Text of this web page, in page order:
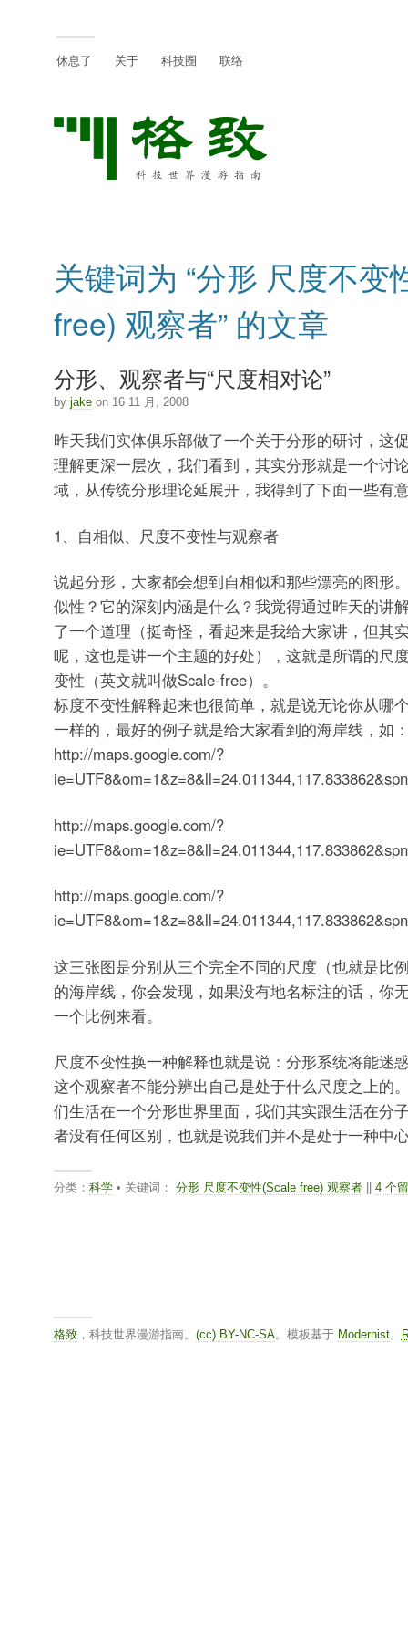
休息了 关于 科技圈 联络
关键词为 “分形 尺度不变
free) 观察者” 的文章
分形、观察者与“尺度相对论”
by jakeon 16 11 月, 2008
昨天我们实体俱乐部做了一个关于分形的研讨，这
理解更深一层次，我们看到，其实分形就是一个讨
域，从传统分形理论延展开，我得到了下面一些有
1、自相似、尺度不变性与观察者
说起分形，大家都会想到自相似和那些漂亮的图形
似性？它的深刻内涵是什么？我觉得通过昨天的讲
了一个道理（挺奇怪，看起来是我给大家讲，但其
呢，这也是讲一个主题的好处），这就是所谓的尺
变性（英文就叫做Scale-free）。
标度不变性解释起来也很简单，就是说无论你从哪
一样的，最好的例子就是给大家看到的海岸线，如
http://maps.google.com/?
http://maps.google.com/?
http://maps.google.com/?
这三张图是分别从三个完全不同的尺度（也就是比
的海岸线，你会发现，如果没有地名标注的话，你
一个比例来看。
尺度不变性换一种解释也就是说：分形系统将能迷
这个观察者不能分辨出自己是处于什么尺度之上的
们生活在一个分形世界里面，我们其实跟生活在分
者没有任何区别，也就是说我们并不是处于一种中
分类： 科学• 关键词： 分形 尺度不变性(Scale free) 观察者|| 4 个
格致，科技世界漫游指南。 (cc) BY-NC-SA。模板基于 Modernist。